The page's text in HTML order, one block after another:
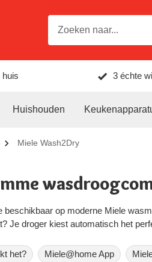
huis 3 échte
Huishouden
Miele Wash2Dry
beschikbaar op moderne Miele
Je droger kiest automatisch het
het? Miele@home App